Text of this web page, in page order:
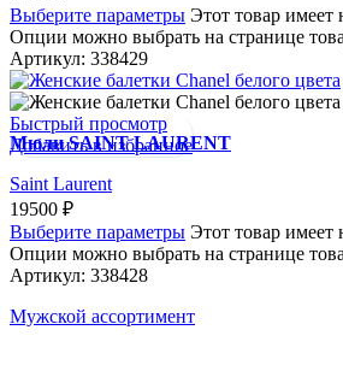
Выберите параметры Этот товар имеет
Опции можно выбрать на странице
Артикул: 338429
Быстрый просмотр
Добавить в избранное
Мюли SAINT LAURENT
Saint Laurent
19500 ₽
Выберите параметры Этот товар имеет
Опции можно выбрать на странице
Артикул: 338428
Мужской ассортимент